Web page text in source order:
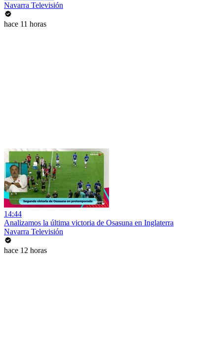
Navarra Televisión
hace 11 horas
14:44
Analizamos la última victoria de Osasuna en Inglaterra
Navarra Televisión
hace 12 horas